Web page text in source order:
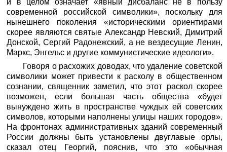
и в целом означает «явный дисбаланс не в пользу
современной российской символики», поскольку для
нынешнего поколения «историческими ориентирами
скорее являются святые Александр Невский, Димитрий
Донской, Сергий Радонежский, а не вездесущие Ленин,
Маркс, Энгельс и другие коммунистические идеологи».
Говоря о расхожих доводах, что удаление советской
символики может привести к расколу в общественном
сознании, священник заметил, что этот раскол скорее
возможен, если большая часть общества «будет
вынуждено жить в пространстве чуждых ей советских
символов, которыми наполнены улицы наших городов».
На фронтонах административных зданий современный
России должны быть установлены двуглавые орлы,
сказал отец Георгий, пояснив, что это «обычная